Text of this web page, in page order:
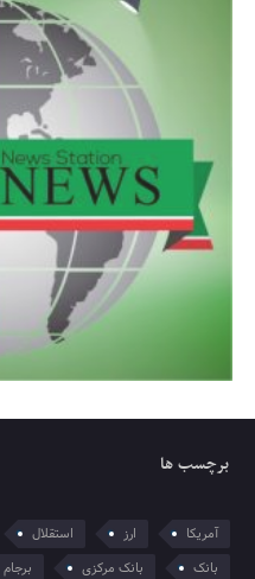
برچسب ها
آمریکا ارز استقلال
بانک
بانک مرکزی برجام